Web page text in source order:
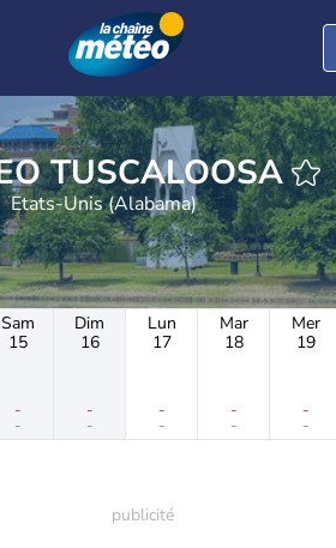
METEO TUSCALOOSA
Etats-Unis (Alabama)
Sam
15
-
-
Dim
16
-
-
Lun
17
-
-
Mar
18
-
-
Mer
19
-
-